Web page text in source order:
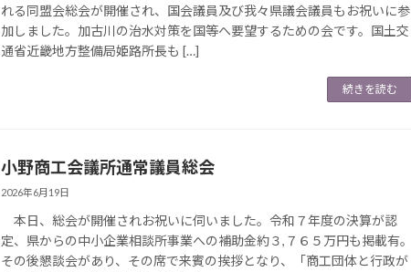
れる同盟会総会が開催され、国会議員及び我々県議会議員もお祝いに参
加しました。加古川の治水対策を国等へ要望するための会です。国土交
通省近畿地方整備局姫路所長も […]
続きを読む
小野商工会議所通常議員総会
2026年6月19日
本日、総会が開催されお祝いに伺いました。令和７年度の決算が認
定、県からの中小企業相談所事業への補助金約３,７６５万円も掲載有。
その後懇談会があり、その席で来賓の挨拶となり、「商工団体と行政が